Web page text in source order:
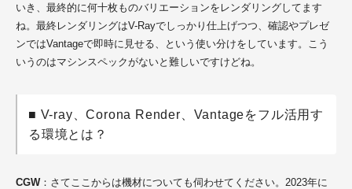
いき、最終的に何十枚ものバリエーションをレンダリングしてます
ね。最終レンダリングはV-Rayでしっかり仕上げつつ、確認やプレゼ
ンではVantageで即時に見せる、という使い分けをしています。こう
いうのはマシンスペックがないと難しいですけどね。
■ V-ray、Corona Render、Vantageをフル活用す
る環境とは？
CGW：さてここからは機材についても伺わせてください。2023年に